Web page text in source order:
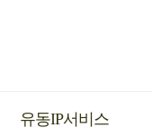
유동IP서비스